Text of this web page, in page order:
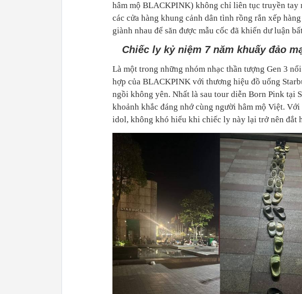
hâm mộ BLACKPINK) không chỉ liên tục truyền tay
các cửa hàng khung cảnh dân tình rồng rắn xếp
giành nhau để săn được mẫu cốc đã khiến dư luận
Chiếc ly kỷ niệm 7 năm khuấy đảo
Là một trong những nhóm nhạc thần tượng Gen 3
hợp của BLACKPINK với thương hiệu đồ uống
ngồi không yên. Nhất là sau tour diễn Born Pink tại
khoảnh khắc đáng nhớ cùng người hâm mộ Việt.
idol, không khó hiểu khi chiếc ly này lại trở nên đắt